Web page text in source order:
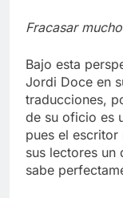
Fracasar
Bajo esta
Jordi Doce en
traducciones,
de su oficio es
pues el
sus lectores un
sabe